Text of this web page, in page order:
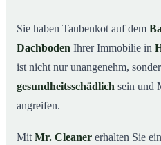
04Taubenkot entfernen in
05Jetzt Angebot für die
Herzogenaurach anfordern
06So wird Taubenkot in
Sie haben Taubenkot auf dem
Dachboden Ihrer Immobilie in
ist nicht nur unangenehm,
gesundheitsschädlich sein und
angreifen.
MitMr. Cleaner erhalten Sie